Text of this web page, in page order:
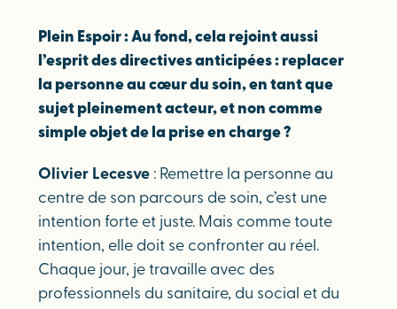
Plein Espoir : Au fond, cela rejoint aussi
l’esprit des directives anticipées : replacer
la personne au cœur du soin, en tant que
sujet pleinement acteur, et non comme
simple objet de la prise en charge ?
Olivier Lecesve : Remettre la personne au
centre de son parcours de soin, c’est une
intention forte et juste. Mais comme toute
intention, elle doit se confronter au réel.
Chaque jour, je travaille avec des
professionnels du sanitaire, du social et du